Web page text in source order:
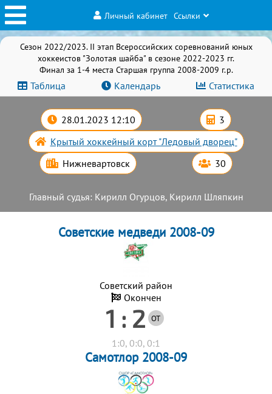
Личный кабинет Ссылки
Сезон 2022/2023. II этап Всероссийских соревнований юных
хоккеистов "Золотая шайба" в сезоне 2022-2023 гг.
Финал за 1-4 места Старшая группа 2008-2009 г.р.
Таблица Календарь Статистика
28.01.2023 12:10 3
Крытый хоккейный корт "Ледовый дворец"
Нижневартовск 30
Главный судья: Кирилл Огурцов, Кирилл Шляпкин
Советские медведи 2008-09
Советский район
Окончен
1 : 2 ОТ
1:0, 0:0, 0:1
Самотлор 2008-09